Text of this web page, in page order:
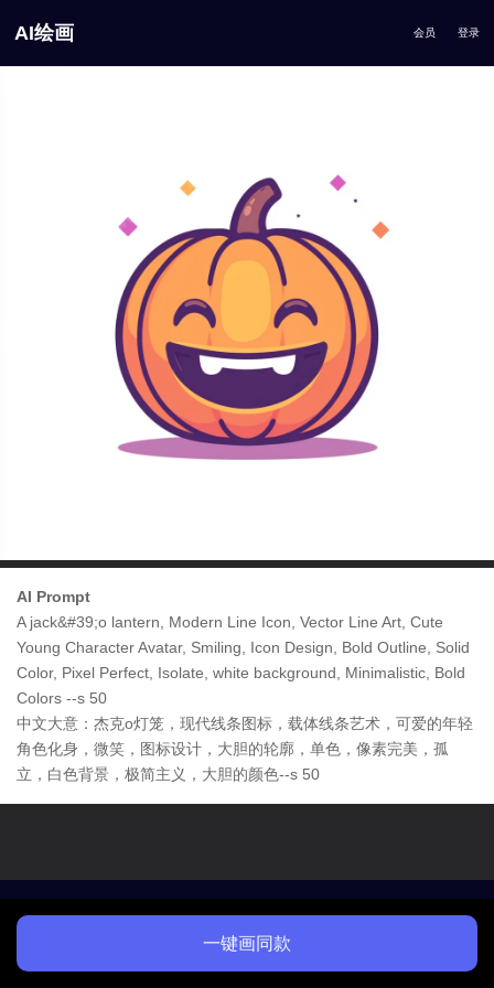
AI绘画 会员 登录
AI Prompt
A jack&#39;o lantern, Modern Line Icon, Vector Line Art, Cute
Young Character Avatar, Smiling, Icon Design, Bold Outline, Solid
Color, Pixel Perfect, Isolate, white background, Minimalistic, Bold
Colors --s 50
中文大意：杰克o灯笼，现代线条图标，载体线条艺术，可爱的年轻
角色化身，微笑，图标设计，大胆的轮廓，单色，像素完美，孤
立，白色背景，极简主义，大胆的颜色--s 50
一键画同款